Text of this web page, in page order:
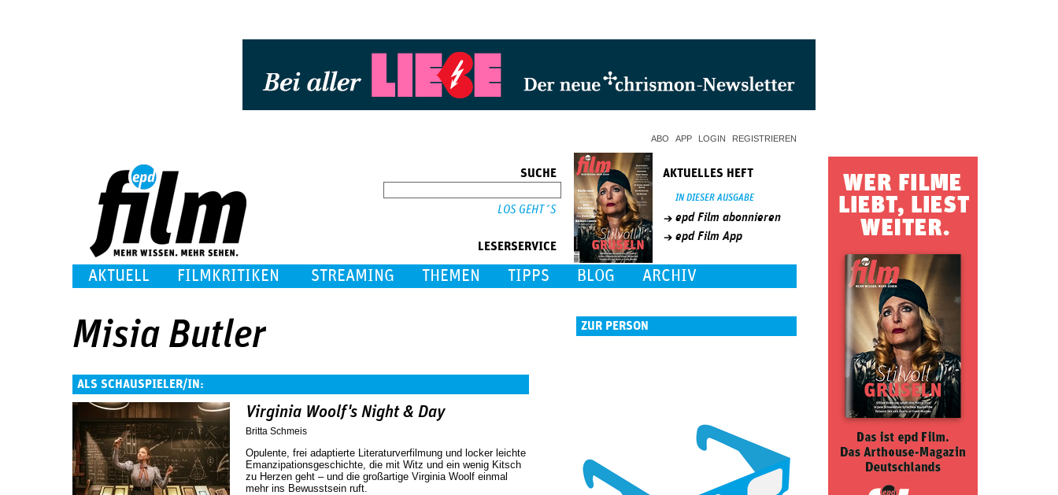
ABO APP LOGIN REGISTRIEREN
SUCHE
LESERSERVICE
AKTUELLES HEFT
IN DIESER AUSGABE
epd Film abonnieren
epd Film App
AKTUELL FILMKRITIKEN STREAMING THEMEN TIPPS BLOG ARCHIV
Misia Butler
ALS SCHAUSPIELER/IN:
Virginia Woolf's Night & Day
Britta Schmeis
Opulente, frei adaptierte Literaturverfilmung und locker leichte
Emanzipationsgeschichte, die mit Witz und ein wenig Kitsch
zu Herzen geht – und die großartige Virginia Woolf einmal
mehr ins Bewusstsein ruft.
ZUR PERSON